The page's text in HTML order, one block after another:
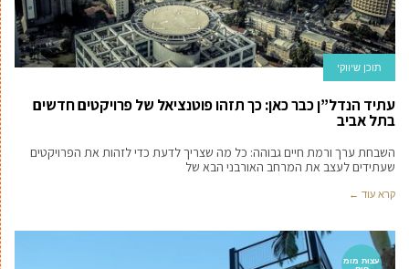
תוכן שיווקי
עתיד הנדל”ן כבר כאן: כך תזהו פוטנציאל של פרויקטים חדשים
בתל אביב
השבחת ערך ורמת חיים גבוהה: כל מה שצריך לדעת כדי לזהות את הפרויקטים
שעתידים לעצב את המרחב האורבני הבא של
קרא עוד ←
עצות מומ